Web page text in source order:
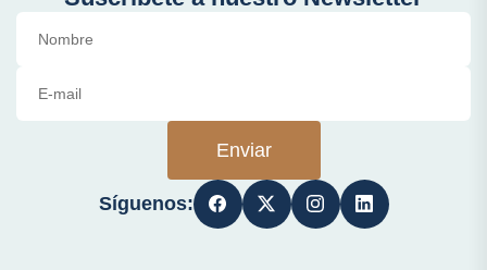
Enviar
Síguenos: